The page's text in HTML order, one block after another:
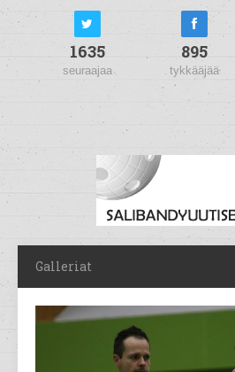
1635
seuraajaa
895
tykkääjää
Galleriat